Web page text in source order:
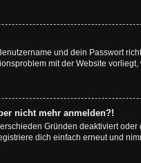
und dein Passwort
mit der Website
nicht mehr anmelden?!
Gründen deaktiviert
dich einfach erneut und